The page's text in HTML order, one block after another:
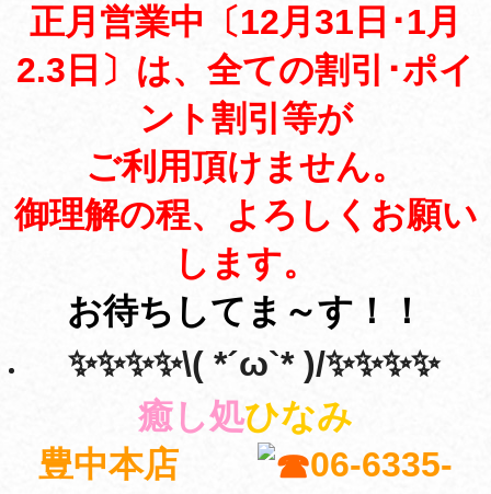
正月営業中〔12月31日･1月
2.3日〕は、全ての割引･ポイ
ント割引等が
ご利用頂けません。
御理解の程、よろしくお願い
します。
お待ちしてま～す！！
✨✨✨✨\( *´ω`* )/✨✨✨✨
癒し処ひなみ
豊中本店
06-6335-